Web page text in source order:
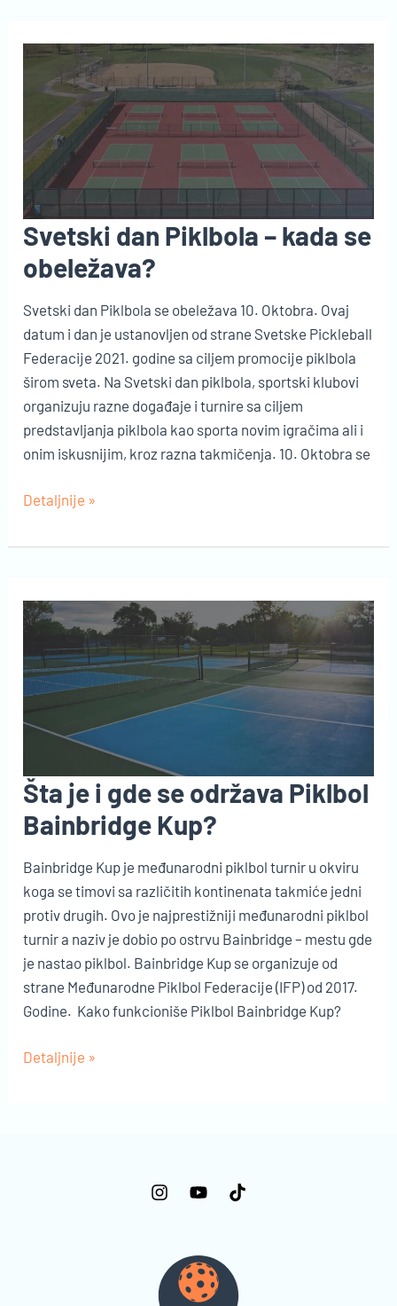
Svetski dan Piklbola – kada se
obeležava?
Svetski dan Piklbola se obeležava 10. Oktobra. Ovaj
datum i dan je ustanovljen od strane Svetske Pickleball
Federacije 2021. godine sa ciljem promocije piklbola
širom sveta. Na Svetski dan piklbola, sportski klubovi
organizuju razne događaje i turnire sa ciljem
predstavljanja piklbola kao sporta novim igračima ali i
onim iskusnijim, kroz razna takmičenja. 10. Oktobra se
Svetski
Piklbola
se
obeležava?
Detaljnije »
Šta je i gde se održava Piklbol
Bainbridge Kup?
Bainbridge Kup je međunarodni piklbol turnir u okviru
koga se timovi sa različitih kontinenata takmiće jedni
protiv drugih. Ovo je najprestižniji međunarodni piklbol
turnir a naziv je dobio po ostrvu Bainbridge – mestu gde
je nastao piklbol. Bainbridge Kup se organizuje od
strane Međunarodne Piklbol Federacije (IFP) od 2017.
Godine. Kako funkcioniše Piklbol Bainbridge Kup?
Šta
Detaljnije »